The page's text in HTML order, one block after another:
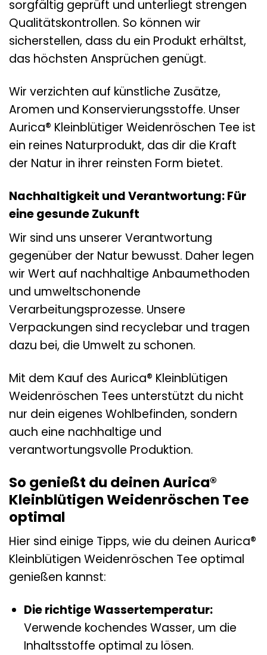
sorgfältig geprüft und unterliegt strengen
Qualitätskontrollen. So können wir
sicherstellen, dass du ein Produkt erhältst,
das höchsten Ansprüchen genügt.
Wir verzichten auf künstliche Zusätze,
Aromen und Konservierungsstoffe. Unser
Aurica® Kleinblütiger Weidenröschen Tee ist
ein reines Naturprodukt, das dir die Kraft
der Natur in ihrer reinsten Form bietet.
Nachhaltigkeit und Verantwortung: Für
eine gesunde Zukunft
Wir sind uns unserer Verantwortung
gegenüber der Natur bewusst. Daher legen
wir Wert auf nachhaltige Anbaumethoden
und umweltschonende
Verarbeitungsprozesse. Unsere
Verpackungen sind recyclebar und tragen
dazu bei, die Umwelt zu schonen.
Mit dem Kauf des Aurica® Kleinblütigen
Weidenröschen Tees unterstützt du nicht
nur dein eigenes Wohlbefinden, sondern
auch eine nachhaltige und
verantwortungsvolle Produktion.
So genießt du deinen Aurica®
Kleinblütigen Weidenröschen Tee
optimal
Hier sind einige Tipps, wie du deinen Aurica®
Kleinblütigen Weidenröschen Tee optimal
genießen kannst:
Die richtige Wassertemperatur:
Verwende kochendes Wasser, um die
Inhaltsstoffe optimal zu lösen.